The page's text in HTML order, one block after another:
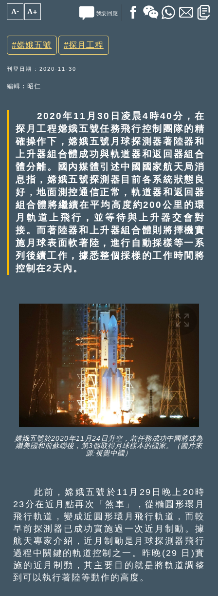
A- A+ 我要回應
嫦娥五號 探月工程
刊登日期 : 2020-11-30
編輯︰昭仁
2020年11月30日凌晨4時40分，在
探月工程嫦娥五號任務飛行控制團隊的精
確操作下，嫦娥五號月球探測器著陸器和
上升器組合體成功與軌道器和返回器組合
體分離。國內媒體引述中國國家航天局消
息指，嫦娥五號探測器目前各系統狀態良
好，地面測控通信正常，軌道器和返回器
組合體將繼續在平均高度約200公里的環
月軌道上飛行，並等待與上升器交會對
接。而著陸器和上升器組合體則將擇機實
施月球表面軟著陸，進行自動採樣等一系
列後續工作，據悉整個採樣的工作時間將
控制在2天內。
嫦娥五號於2020年11月24日升空，若任務成功中國將成為
繼美國和前蘇聯後，第3個取得月球樣本的國家。（圖片來
源:視覺中國）
此前，嫦娥五號於11月29日晚上20時
23分在近月點再次「煞車」，從橢圓形環月
飛行軌道，變成近圓形環月飛行軌道，而較
早前探測器已成功實施過一次近月制動。據
航天專家介紹，近月制動是月球探測器飛行
過程中關鍵的軌道控制之一。昨晚(29 日)實
施的近月制動，其主要目的就是將軌道調整
到可以執行著陸等動作的高度。